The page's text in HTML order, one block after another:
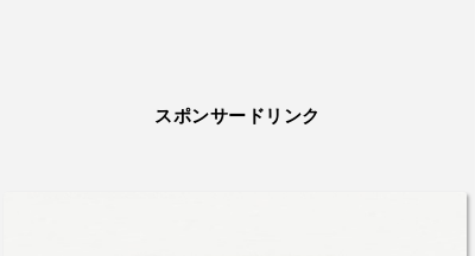
スポンサードリンク